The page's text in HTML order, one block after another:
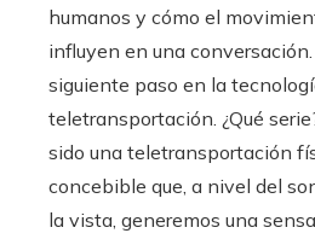
humanos y cómo el
influyen en una
siguiente paso en la
teletransportación. ¿Qué
sido una teletransportación
concebible que, a nivel del
la vista, generemos una